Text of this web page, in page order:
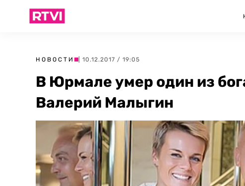
НОВОСТИ | 10.12.2017 / 19:05
В Юрмале умер один из
Валерий Малыгин